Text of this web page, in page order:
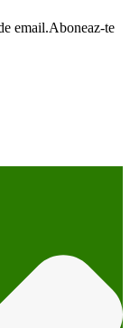
email.Aboneaz-te